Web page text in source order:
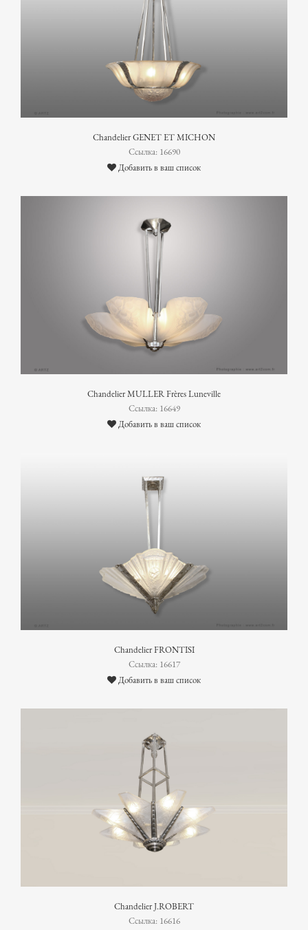
Chandelier GENET ET MICHON
Ссылка: 16690
Добавить в ваш список
Chandelier MULLER Frères Luneville
Ссылка: 16649
Добавить в ваш список
Chandelier FRONTISI
Ссылка: 16617
Добавить в ваш список
Chandelier J.ROBERT
Ссылка: 16616